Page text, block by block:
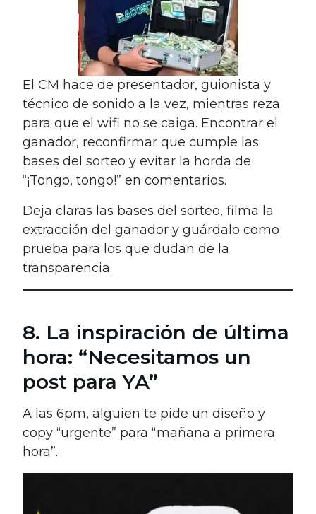
El CM hace de presentador, guionista y
técnico de sonido a la vez, mientras reza
para que el wifi no se caiga. Encontrar el
ganador, reconfirmar que cumple las
bases del sorteo y evitar la horda de
“¡Tongo, tongo!” en comentarios.
Deja claras las bases del sorteo, filma la
extracción del ganador y guárdalo como
prueba para los que dudan de la
transparencia.
8. La inspiración de última
hora: “Necesitamos un
post para YA”
A las 6pm, alguien te pide un diseño y
copy “urgente” para “mañana a primera
hora”.